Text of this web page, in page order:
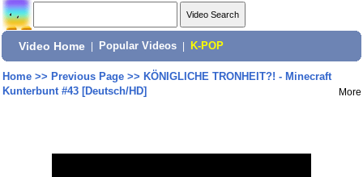
Video Home Popular Videos K-POP
Home>> Previous Page>> KÖNIGLICHE TRONHEIT?! - Minecraft
Kunterbunt #43 [Deutsch/HD]
More